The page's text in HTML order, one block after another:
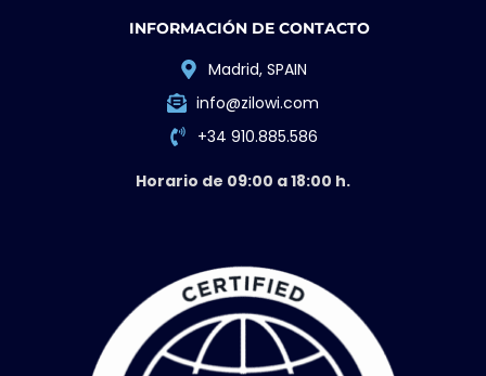
INFORMACIÓN DE CONTACTO
Madrid, SPAIN
info@zilowi.com
+34 910.885.586
Horario de 09:00 a 18:00 h.